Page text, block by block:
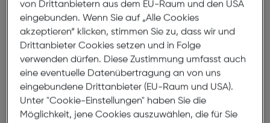
Beurer Oberarm-
Blutdruckmessgerät BM 49 Voice
€ 54,99
in den Warenkorb
von Drittanbietern aus dem EU-Raum und den USA
eingebunden. Wenn Sie auf „Alle Cookies
akzeptieren“ klicken, stimmen Sie zu, dass wir und
Drittanbieter Cookies setzen und in Folge
verwenden dürfen. Diese Zustimmung umfasst auch
eine eventuelle Datenübertragung an von uns
eingebundene Drittanbieter (EU-Raum und USA).
Unter "Cookie-Einstellungen" haben Sie die
Möglichkeit, jene Cookies auszuwählen, die für Sie